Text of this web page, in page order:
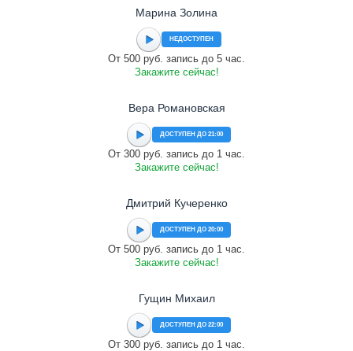
Марина Золина
НЕДОСТУПЕН
От 500 руб. запись до 5 час.
Закажите сейчас!
Вера Романовская
ДОСТУПЕН ДО 21:00
От 300 руб. запись до 1 час.
Закажите сейчас!
Дмитрий Кучеренко
ДОСТУПЕН ДО 20:00
От 500 руб. запись до 1 час.
Закажите сейчас!
Гущин Михаил
ДОСТУПЕН ДО 22:00
От 300 руб. запись до 1 час.